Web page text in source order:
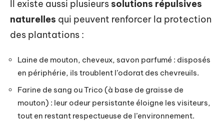
Il existe aussi plusieurs solutions répulsives
naturelles qui peuvent renforcer la protection
des plantations :
Laine de mouton, cheveux, savon parfumé : disposés
en périphérie, ils troublent l’odorat des chevreuils.
Farine de sang ou Trico (à base de graisse de
mouton) : leur odeur persistante éloigne les visiteurs,
tout en restant respectueuse de l’environnement.